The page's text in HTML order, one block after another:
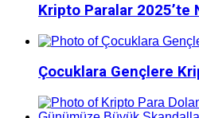
Kripto Paralar 2025’te
Çocuklara Gençlere